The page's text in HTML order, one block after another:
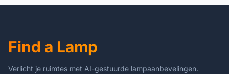
Find a Lamp
Verlicht je ruimtes met AI-gestuurde lampaanbevelingen.